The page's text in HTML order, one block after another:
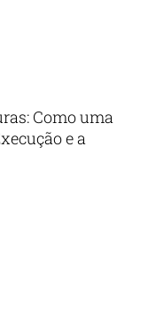
Como uma
e a